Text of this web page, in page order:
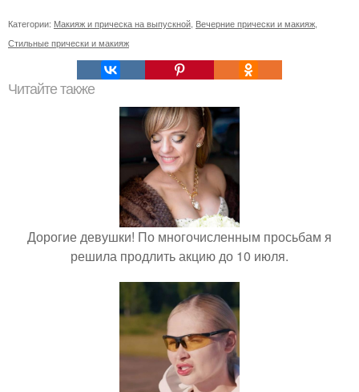
Категории: Макияж и прическа на выпускной, Вечерние прически и макияж,
Стильные прически и макияж
Читайте также
Дорогие девушки! По многочисленным просьбам я
решила продлить акцию до 10 июля.